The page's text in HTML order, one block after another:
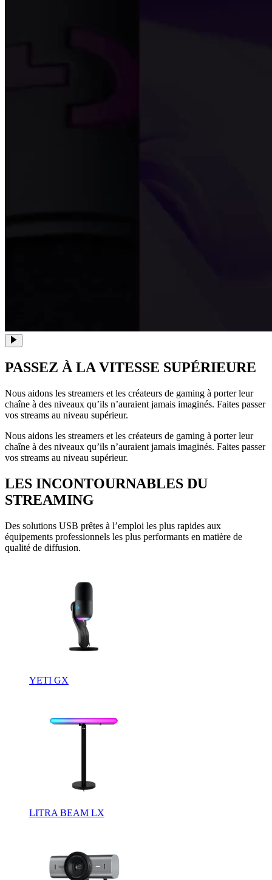
PASSEZ À LA VITESSE SUPÉRIEURE
Nous aidons les streamers et les créateurs de gaming à porter leur
chaîne à des niveaux qu’ils n’auraient jamais imaginés. Faites passer
vos streams au niveau supérieur.
Nous aidons les streamers et les créateurs de gaming à porter leur
chaîne à des niveaux qu’ils n’auraient jamais imaginés. Faites passer
vos streams au niveau supérieur.
LES INCONTOURNABLES DU
STREAMING
Des solutions USB prêtes à l’emploi les plus rapides aux
équipements professionnels les plus performants en matière de
qualité de diffusion.
YETI GX
LITRA BEAM LX